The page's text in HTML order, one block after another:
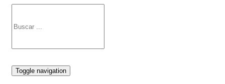
Toggle navigation